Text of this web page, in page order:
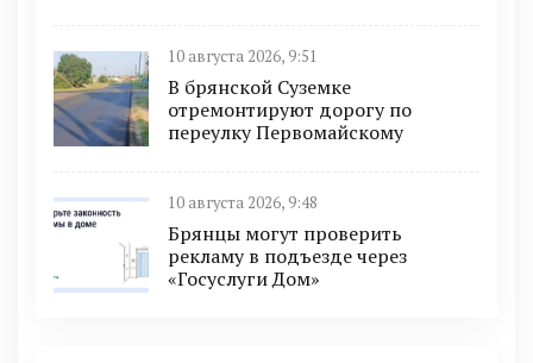
10 августа 2026, 9:51
В брянской Суземке
отремонтируют дорогу по
переулку Первомайскому
10 августа 2026, 9:48
Брянцы могут проверить
рекламу в подъезде через
«Госуслуги Дом»